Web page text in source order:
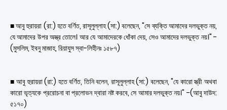
■ আবু হুরায়রা (রা:) হতে বর্ণিত, রাসূলুল্লাহ (সা:) বলেছেন, "সে ব্যক্তি আমাদের দলভুক্ত নয়,
যে আমাদের উপর অস্ত্র তোলে। আর যে আমাদেরকে ধোঁকা দেয়, সেও আমাদের দলভুক্ত নয়।" -
(মুসলিম, ইবনু মাজাহ, রিয়াযুস স্বা-লিহীনঃ ১৫৮৭)
■ আবু হুরায়রা (রা:) হতে বর্ণিত, তিনি বলেন, রাসূলুল্লাহ (সা:) বলেছেন, "যে কারো স্ত্রী অথবা
কারো ভৃত্যকে প্ররোচনা বা প্রলোভন দ্বারা নষ্ট করবে, সে আমার দলভুক্ত নয়।" -(আবু দাউদ:
৫১৭০)